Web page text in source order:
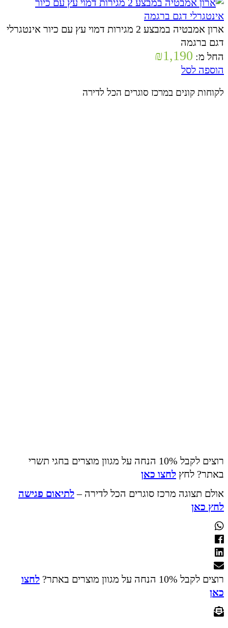
ארון אמבטיה במבצע 2 מגירות דמוי עץ עם כיור אינטגרלי
דגם ברגמה
החל מ:
₪1,190
הוספה לסל
לקוחות קונים במרכז סוגרים הכל לדירה
רוצים לקבל 10% הנחה על מגוון מוצרים בחגי תשרי
באתר? לחץ לחצו כאן
אולם תצוגה מרכז סוגרים הכל לדירה –לתיאום פגישה
לחץ כאן
רוצים לקבל 10% הנחה על מגוון מוצרים באתר?
לחצו
כאן